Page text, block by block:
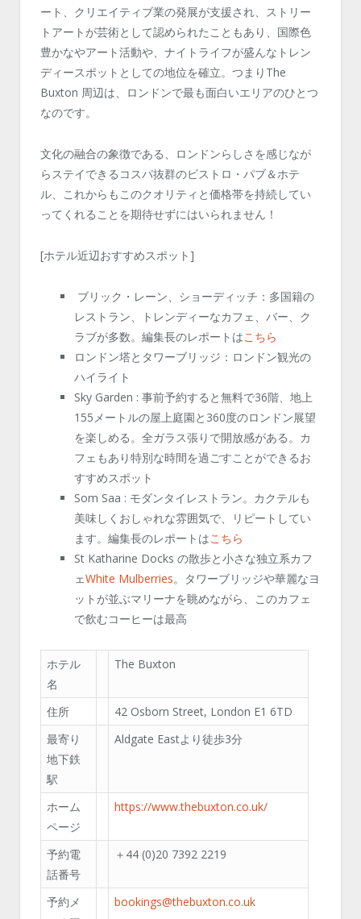
ート、クリエイティブ業の発展が支援され、ストリー
トアートが芸術として認められたこともあり、国際色
豊かなやアート活動や、ナイトライフが盛んなトレン
ディースポットとしての地位を確立。つまりThe
Buxton 周辺は、ロンドンで最も面白いエリアのひとつ
なのです。
文化の融合の象徴である、ロンドンらしさを感じなが
らステイできるコスパ抜群のビストロ・パブ＆ホテ
ル、これからもこのクオリティと価格帯を持続してい
ってくれることを期待せずにはいられません！
[ホテル近辺おすすめスポット]
ブリック・レーン、ショーディッチ：多国籍の
レストラン、トレンディーなカフェ、バー、ク
ラブが多数。編集長のレポートはこちら
ロンドン塔とタワーブリッジ：ロンドン観光の
ハイライト
Sky Garden : 事前予約すると無料で36階、地上
155メートルの屋上庭園と360度のロンドン展望
を楽しめる。全ガラス張りで開放感がある。カ
フェもあり特別な時間を過ごすことができるお
すすめスポット
Som Saa : モダンタイレストラン。カクテルも
美味しくおしゃれな雰囲気で、リピートしてい
ます。編集長のレポートはこちら
St Katharine Docks の散歩と小さな独立系カフ
ェWhite Mulberries。タワーブリッジや華麗なヨ
ットが並ぶマリーナを眺めながら、このカフェ
で飲むコーヒーは最高
ホテル
名
The Buxton
住所
42 Osborn Street, London E1 6TD
最寄り
地下鉄
駅
Aldgate Eastより徒歩3分
ホーム
ページ
https://www.thebuxton.co.uk/
予約電
話番号
＋44 (0)20 7392 2219
予約メ
bookings@thebuxton.co.uk